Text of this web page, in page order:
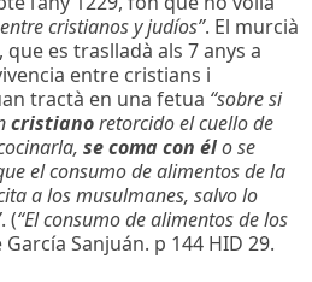
cristianos y judíos”. El murcià
es traslladà als 7 anys a
entre cristians i
tractà en una fetua “sobre si
cristianoretorcido el cuello de
se coma con élo se
el consumo de alimentos de la
a los musulmanes, salvo lo
. (“El consumo de alimentos de los
Sanjuán. p 144 HID 29.